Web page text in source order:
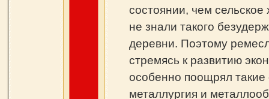
состоянии, чем
не знали такого
деревни. Поэтому
стремясь к развитию
особенно поощрял такие
металлургия и